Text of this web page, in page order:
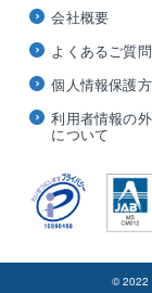
会社概要
よくあるご質問
個人情報保護
利用者情報の
について
© 2022